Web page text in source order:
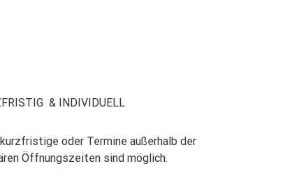
& INDIVIDUELL
oder Termine außerhalb der
Öffnungszeiten sind möglich.